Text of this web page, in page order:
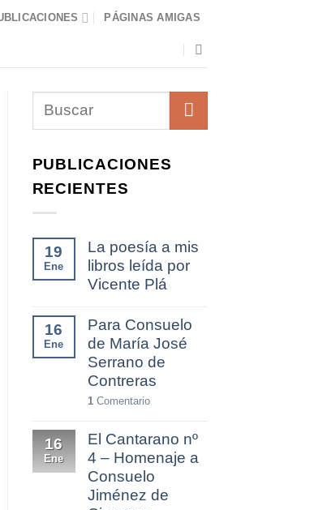
PÁGINAS AMIGAS
PUBLICACIONES
RECIENTES
19
Ene
La poesía a mis
libros leída por
Vicente Plá
16
Ene
Para Consuelo
de María José
Serrano de
Contreras
1Comentario
16
Ene
El Cantarano nº
4 – Homenaje a
Consuelo
Jiménez de